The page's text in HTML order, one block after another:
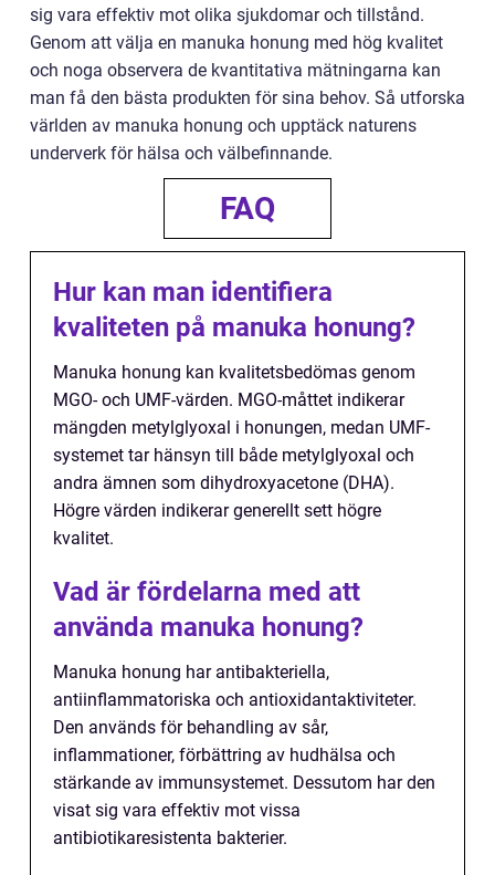
sig vara effektiv mot olika sjukdomar och tillstånd.
Genom att välja en manuka honung med hög kvalitet
och noga observera de kvantitativa mätningarna kan
man få den bästa produkten för sina behov. Så utforska
världen av manuka honung och upptäck naturens
underverk för hälsa och välbefinnande.
FAQ
Hur kan man identifiera
kvaliteten på manuka honung?
Manuka honung kan kvalitetsbedömas genom
MGO- och UMF-värden. MGO-måttet indikerar
mängden metylglyoxal i honungen, medan UMF-
systemet tar hänsyn till både metylglyoxal och
andra ämnen som dihydroxyacetone (DHA).
Högre värden indikerar generellt sett högre
kvalitet.
Vad är fördelarna med att
använda manuka honung?
Manuka honung har antibakteriella,
antiinflammatoriska och antioxidantaktiviteter.
Den används för behandling av sår,
inflammationer, förbättring av hudhälsa och
stärkande av immunsystemet. Dessutom har den
visat sig vara effektiv mot vissa
antibiotikaresistenta bakterier.